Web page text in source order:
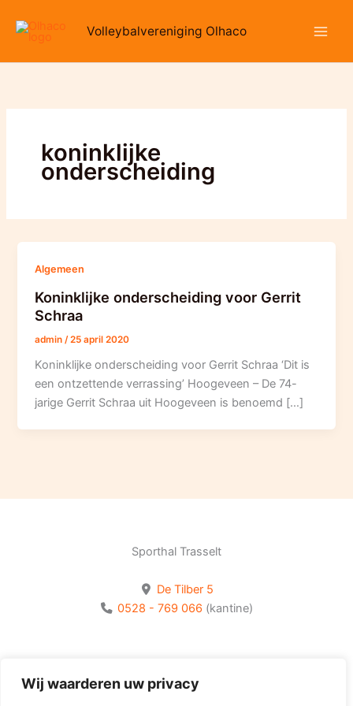
Wij waarderen uw privacy
naar
inhoud
Volleybalvereniging Olhaco
koninklijke
onderscheiding
Algemeen
Koninklijke onderscheiding voor Gerrit
Schraa
admin /25 april 2020
Koninklijke onderscheiding voor Gerrit Schraa ‘Dit is
een ontzettende verrassing’ Hoogeveen – De 74-
jarige Gerrit Schraa uit Hoogeveen is benoemd […]
Sporthal Trasselt
De Tilber 5
0528 - 769 066 (kantine)